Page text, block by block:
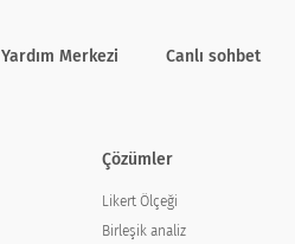
Yardım Merkezi Canlı sohbet
Çözümler
Likert Ölçeği
Birleşik analiz